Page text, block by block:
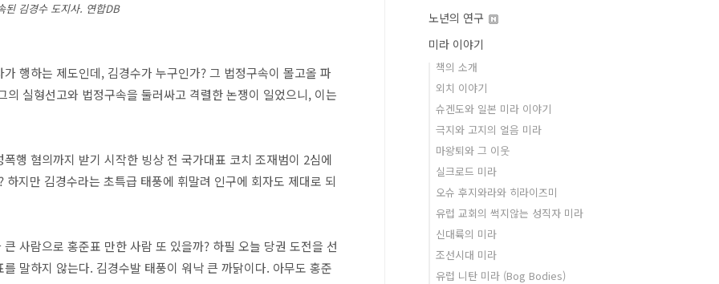
된 김경수 도지사. 연합DB
행하는 제도인데, 김경수가 누구인가? 그 법정구속이 몰고올 파
실형선고와 법정구속을 둘러싸고 격렬한 논쟁이 일었으니, 이는
행 혐의까지 받기 시작한 빙상 전 국가대표 코치 조재범이 2심에
지만 김경수라는 초특급 태풍에 휘말려 인구에 회자도 제대로 되
사람으로 홍준표 만한 사람 또 있을까? 하필 오늘 당권 도전을 선
말하지 않는다. 김경수발 태풍이 워낙 큰 까닭이다. 아무도 홍준
노년의 연구
미라 이야기
책의 소개
외치 이야기
슈겐도와 일본 미라 이야기
극지와 고지의 얼음 미라
마왕퇴와 그 이웃
실크로드 미라
오슈 후지와라와 히라이즈미
유럽 교회의 썩지않는 성직자 미라
신대륙의 미라
조선시대 미라
유럽 니탄 미라 (Bog Bodies)